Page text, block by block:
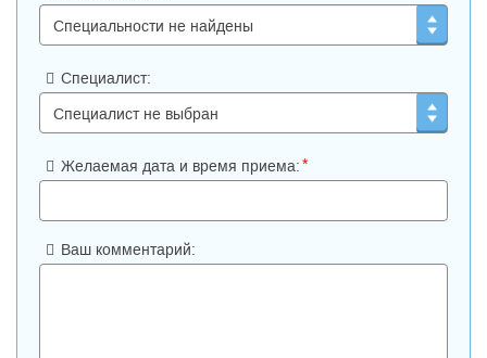
Специалист:
Желаемая дата и время приема:*
Ваш комментарий: